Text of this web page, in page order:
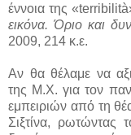
έννοια της
εικόνα. Όριο και
2009, 214 κ.ε.
Αν θα θέλαμε να
της Μ.Χ. για τον
εμπειριών από τη
Σιξτίνα, ρωτώντας